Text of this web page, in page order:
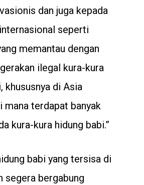
dan juga kepada
seperti
memantau dengan
ilegal kura-kura
khususnya di Asia
mana terdapat banyak
kura-kura hidung babi.”
babi yang tersisa di
segera bergabung